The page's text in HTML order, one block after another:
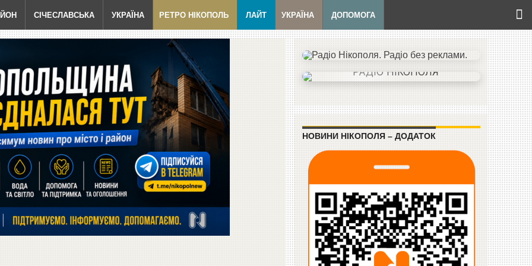
СІЧЕСЛАВСЬКА УКРАЇНА РЕТРО НІКОПОЛЬ ЛАЙТ УКРАЇНА ДОПОМОГА
НОВИНИ НІКОПОЛЯ – ДОДАТОК